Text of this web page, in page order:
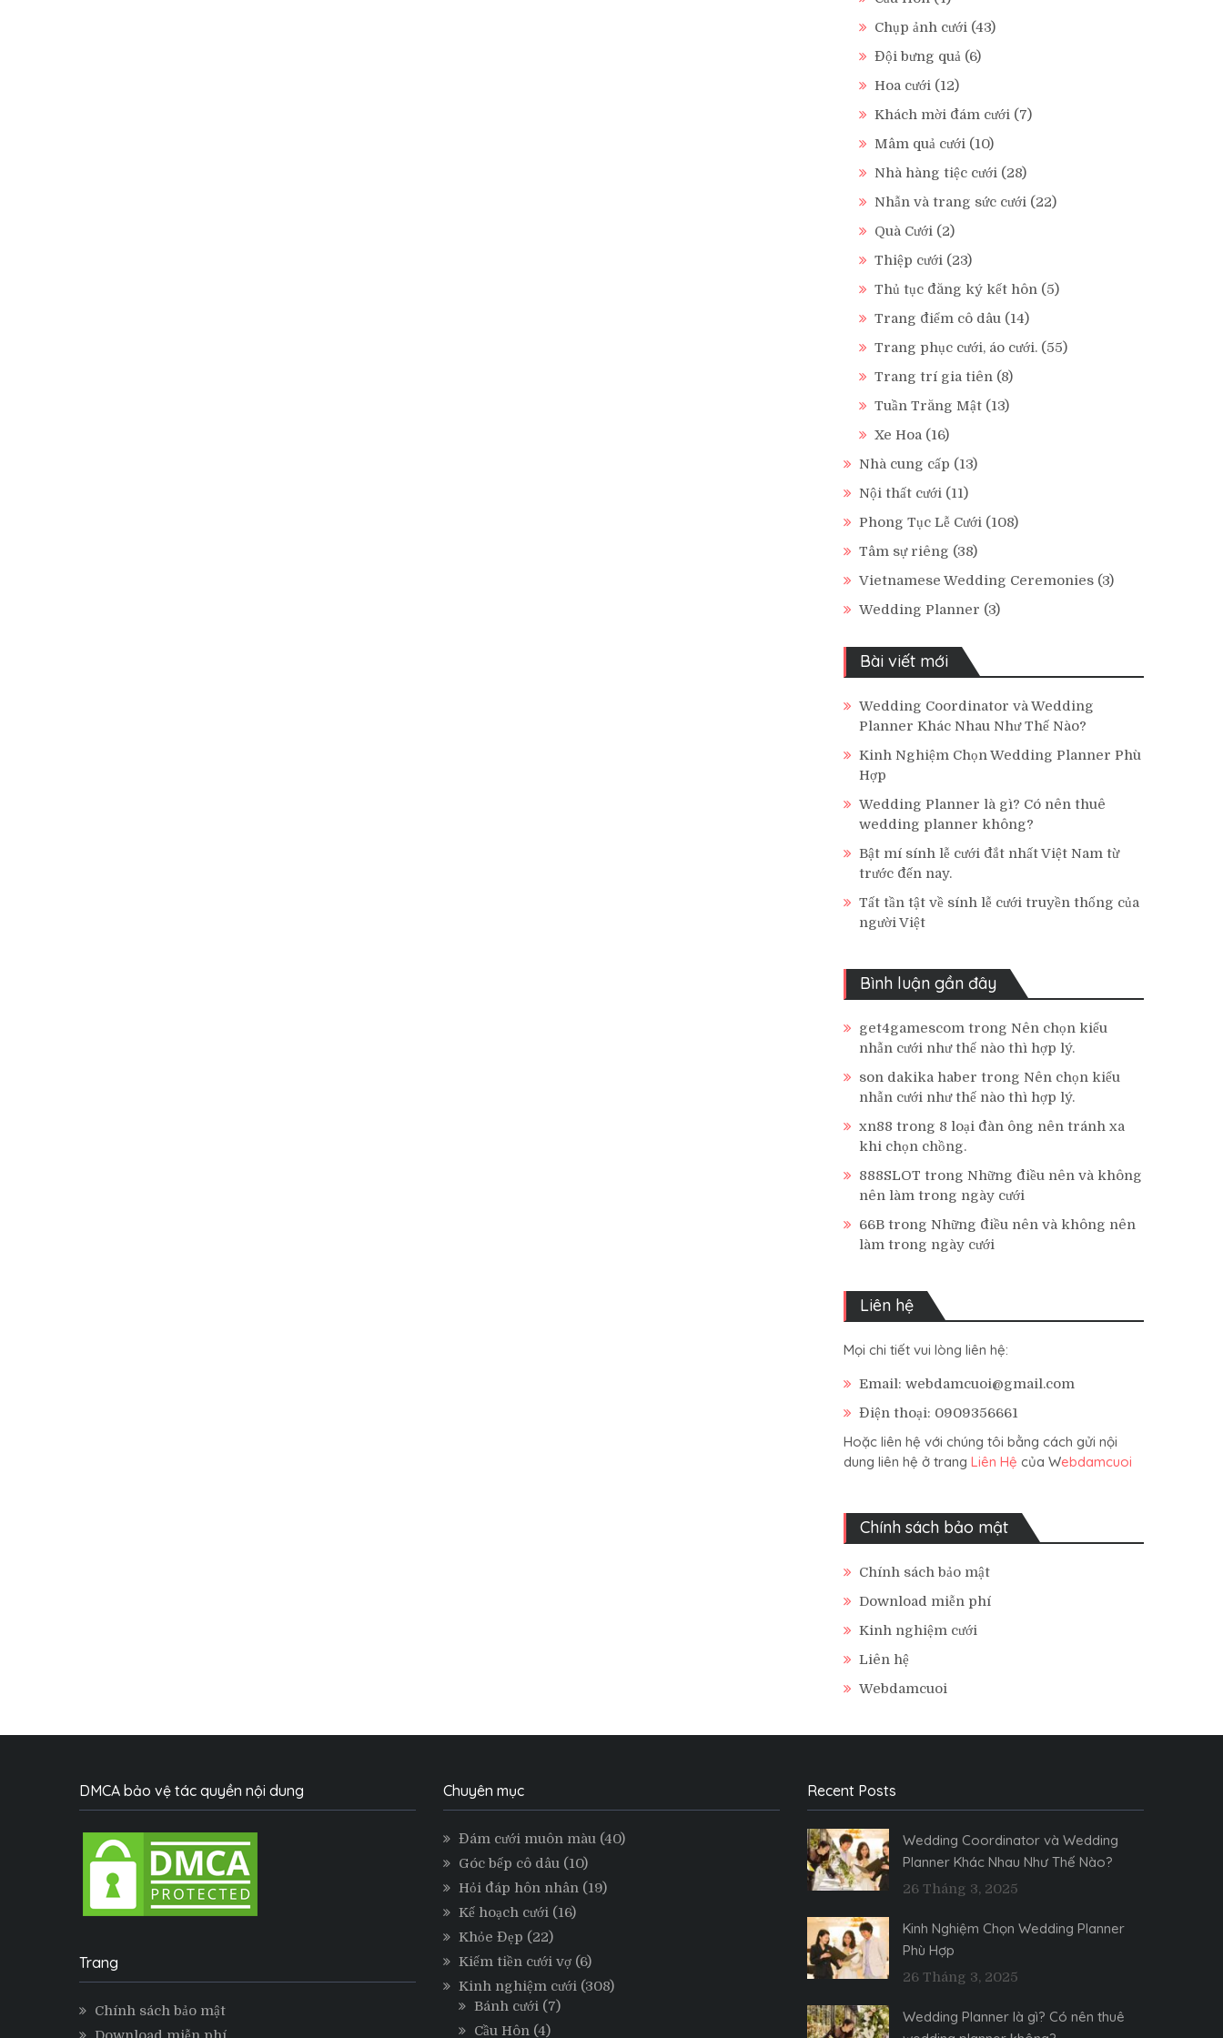
Chụp ảnh cưới (43)
Đội bưng quả (6)
Hoa cưới (12)
Khách mời đám cưới (7)
Mâm quả cưới (10)
Nhà hàng tiệc cưới (28)
Nhẫn và trang sức cưới (22)
Quà Cưới (2)
Thiệp cưới (23)
Thủ tục đăng ký kết hôn (5)
Trang điểm cô dâu (14)
Trang phục cưới, áo cưới. (55)
Trang trí gia tiên (8)
Tuần Trăng Mật (13)
Xe Hoa (16)
Nhà cung cấp (13)
Nội thất cưới (11)
Phong Tục Lễ Cưới (108)
Tâm sự riêng (38)
Vietnamese Wedding Ceremonies (3)
Wedding Planner (3)
Bài viết mới
Wedding Coordinator và Wedding
Planner Khác Nhau Như Thế Nào?
Kinh Nghiệm Chọn Wedding Planner Phù
Hợp
Wedding Planner là gì? Có nên thuê
wedding planner không?
Bật mí sính lễ cưới đắt nhất Việt Nam từ
trước đến nay.
Tất tần tật về sính lễ cưới truyền thống của
người Việt
Bình luận gần đây
get4gamescom trong Nên chọn kiểu
nhẫn cưới như thế nào thì hợp lý.
son dakika haber trong Nên chọn kiểu
nhẫn cưới như thế nào thì hợp lý.
xn88 trong 8 loại đàn ông nên tránh xa
khi chọn chồng.
888SLOT trong Những điều nên và không
nên làm trong ngày cưới
66B trong Những điều nên và không nên
làm trong ngày cưới
Liên hệ
Mọi chi tiết vui lòng liên hệ:
Email: webdamcuoi@gmail.com
Điện thoại: 0909356661
Hoặc liên hệ với chúng tôi bằng cách gửi nội
dung liên hệ ở trang Liên Hệ của Webdamcuoi
Chính sách bảo mật
Chính sách bảo mật
Download miễn phí
Kinh nghiệm cưới
Liên hệ
Webdamcuoi
DMCA bảo vệ tác quyền nội dung
Trang
Chính sách bảo mật
Chuyên mục
Đám cưới muôn màu(40)
Góc bếp cô dâu(10)
Hỏi đáp hôn nhân(19)
Kế hoạch cưới(16)
Khỏe Đẹp (22)
Kiếm tiền cưới vợ(6)
Kinh nghiệm cưới(308)
Bánh cưới(7)
Cầu Hôn(4)
Recent Posts
Wedding Coordinator và Wedding
Planner Khác Nhau Như Thế Nào?
26 Tháng 3, 2025
Kinh Nghiệm Chọn Wedding Planner
Phù Hợp
26 Tháng 3, 2025
Wedding Planner là gì? Có nên thuê